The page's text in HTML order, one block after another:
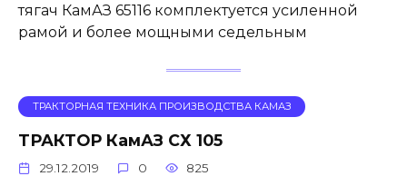
тягач КамАЗ 65116 комплектуется усиленной
рамой и более мощными седельным
ТРАКТОРНАЯ ТЕХНИКА ПРОИЗВОДСТВА КАМАЗ
ТРАКТОР КамАЗ СХ 105
29.12.2019 0 825